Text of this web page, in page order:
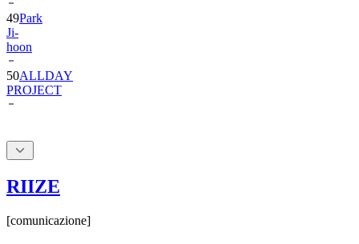
49Park
Ji-
hoon
50ALLDAY
PROJECT
RIIZE
[comunicazione]